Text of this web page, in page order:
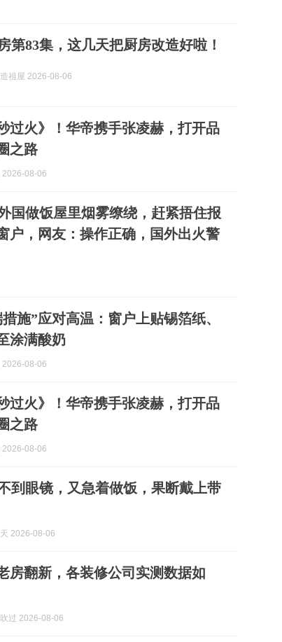
第83集，这几天把厨房改造好啦！
祖屋 2026-08-06
过火》！华帝携手张凌赫，打开品
之路
2026-08-06
国做饭屋里烟雾缭绕，赶紧捂住报
户，网友：操作正确，国外出火警
施”应对高温：窗户上贴锡箔纸、
涂满酸奶
2026-08-06
过火》！华帝携手张凌赫，打开品
之路
2026-08-06
到眼镜，又急着做饭，果断戴上带
2026-08-06
房翻新，各装修公司实测数据如
过 2026-08-06